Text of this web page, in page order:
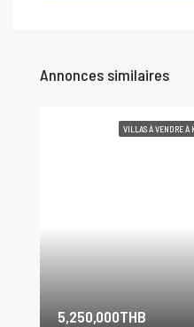
Annonces similaires
VILLAS À VENDRE À
5,250,000THB